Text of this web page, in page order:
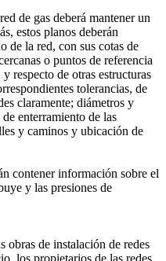
de gas deberá mantener un
estos planos deberán
de la red, con sus cotas de
o puntos de referencia
respecto de otras estructuras
tolerancias, de
claramente; diámetros y
enterramiento de las
y caminos y ubicación de
contener información sobre el
y las presiones de
de instalación de redes
los propietarios de las redes